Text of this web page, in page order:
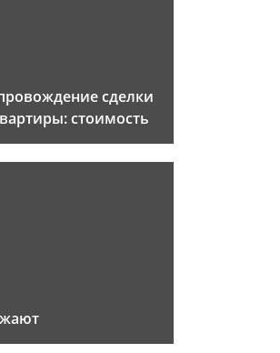
сделки
стоимость